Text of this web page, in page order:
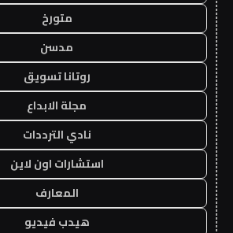
متورخ
مدسن
روتانا تسويق
مجلة الابداع
نادي الترددات
استشارات اون لاين
المعارف
هيدب فيديو